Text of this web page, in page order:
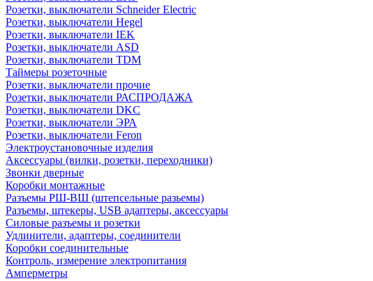
Розетки, выключатели Schneider Electric
Розетки, выключатели Hegel
Розетки, выключатели IEK
Розетки, выключатели ASD
Розетки, выключатели TDM
Таймеры розеточные
Розетки, выключатели прочие
Розетки, выключатели РАСПРОДАЖА
Розетки, выключатели DKC
Розетки, выключатели ЭРА
Розетки, выключатели Feron
Электроустановочные изделия
Аксессуары (вилки, розетки, переходники)
Звонки дверные
Коробки монтажные
Разъемы РШ-ВШ (штепсельные разьемы)
Разъемы, штекеры, USB адаптеры, аксессуары
Силовые разъемы и розетки
Удлинители, адаптеры, соединители
Коробки соединительные
Контроль, измерение электропитания
Амперметры